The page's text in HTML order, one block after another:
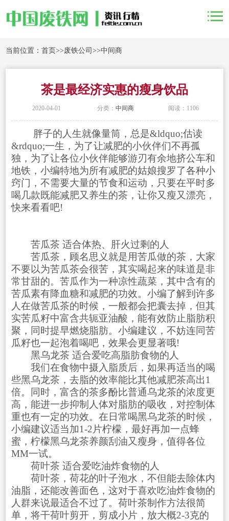
当前位置：首页>>废铁公司>>中间商
茶是最经济实惠的瘦身饮品
2020-04-01 分类： 中间商 阅读：1106
胖子的人生就像量筒，总是&ldquo;估读
&rdquo;一生，为了让减肥的小伙伴们不再孤
独，为了让各位小伙伴能够游刃有余地挤公车和
地铁，小编特地为所有减肥的姑娘搜罗了各种小
窍门，不需要大量的节食和运动，只要在平时多
喝几款既能减肥又养生的茶，让你又瘦又漂亮，
快来看看吧!
苦瓜茶 适合体热、肝火过剩的人
苦瓜茶，顾名思义就是用苦瓜做的茶，大家
不要以为苦瓜茶会很苦，其实喝起来的味道是非
常甘甜的。苦瓜作为一种凉性蔬菜，其中含有的
苦瓜素有降血糖和减肥的功效。小编了解到许多
人在做苦瓜茶的时候，一般都会把囊去掉，但其
实苦瓜籽中富含共轭亚油酸，能有效防止脂肪积
聚，同时提早燃烧脂肪。小编建议，不妨连同苦
瓜籽也一起泡着喝吧，效果会更显著哦!
黑乌龙茶 适合爱吃高脂肪食物的人
我们在食物中摄入脂质后，如果再适当的喝
些黑乌龙茶，去脂的效率能比其他减肥茶高出1
倍。同时，富含的茶多酚比普通乌龙茶的浓度更
高，能进一步抑制人体对脂肪的吸收，对控制体
重也有一定的功效。在日常喝黑乌龙茶的时候，
小编建议适当加1-2片柠檬，最好再加一点蜂
蜜，柠檬黑乌龙茶养颜刮油又瘦身，值得各位
MM一试。
荷叶茶 适合爱吃油炸食物的人
荷叶茶，荷花的叶子泡水，不但能去除体内
油脂，还能改善面色，这对于喜欢吃油炸食物的
人群来说最适合不过了。荷叶茶制作方法很简
单，将干荷叶剪开，剪成小片，放大概2-3克的